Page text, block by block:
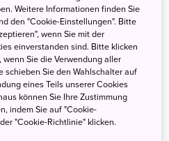
und damit auch ihre
circa 2.750 Exemplare des
in freier Natur, davon
selbst. Mittlerweile ist der
zweitseltenste Vogel
Weitere Informationen finden Sie
den "Cookie-Einstellungen". Bitte
wenn Sie mit der
einverstanden sind. Bitte klicken
Sie die Verwendung aller
schieben Sie den Wahlschalter auf
eines Teils unserer Cookies
können Sie Ihre Zustimmung
indem Sie auf "Cookie-
"Cookie-Richtlinie" klicken.